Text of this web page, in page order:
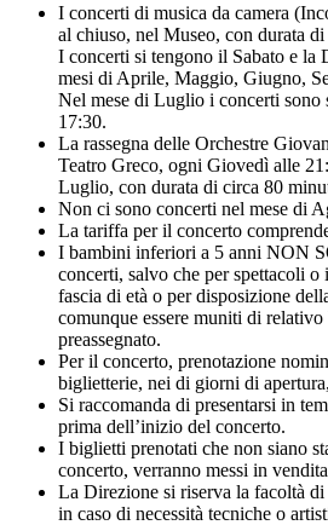
I concerti di musica da camera
al chiuso, nel Museo, con durata
I concerti si tengono il Sabato e la
mesi di Aprile, Maggio, Giugno,
Nel mese di Luglio i concerti sono
17:30.
La rassegna delle Orchestre
Teatro Greco, ogni Giovedì alle
Luglio, con durata di circa 80
Non ci sono concerti nel mese di
La tariffa per il concerto
I bambini inferiori a 5 anni NON
concerti, salvo che per spettacoli
fascia di età o per disposizione
comunque essere muniti di
preassegnato.
Per il concerto, prenotazione
biglietterie, nei di giorni di
Si raccomanda di presentarsi in
prima dell’inizio del concerto.
I biglietti prenotati che non siano
concerto, verranno messi in
La Direzione si riserva la facoltà
in caso di necessità tecniche o